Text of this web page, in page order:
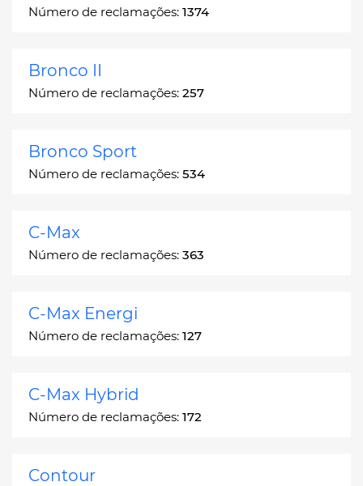
Número de reclamações: 1374
Bronco II
Número de reclamações: 257
Bronco Sport
Número de reclamações: 534
C-Max
Número de reclamações: 363
C-Max Energi
Número de reclamações: 127
C-Max Hybrid
Número de reclamações: 172
Contour